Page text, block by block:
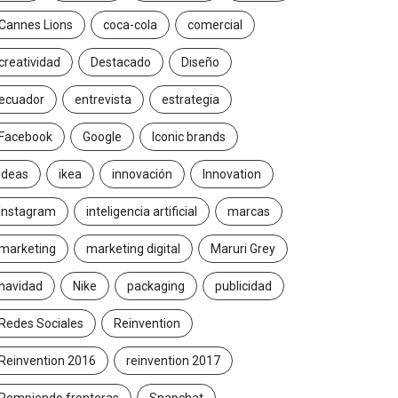
07/16
2026/06/23
Lions
coca-cola comercial
Destacado Diseño
entrevista estrategia
Google Iconic brands
ikea innovación Innovation
inteligencia artificial marcas
marketing digital Maruri Grey
Nike packaging publicidad
Sociales Reinvention
2016 reinvention 2017